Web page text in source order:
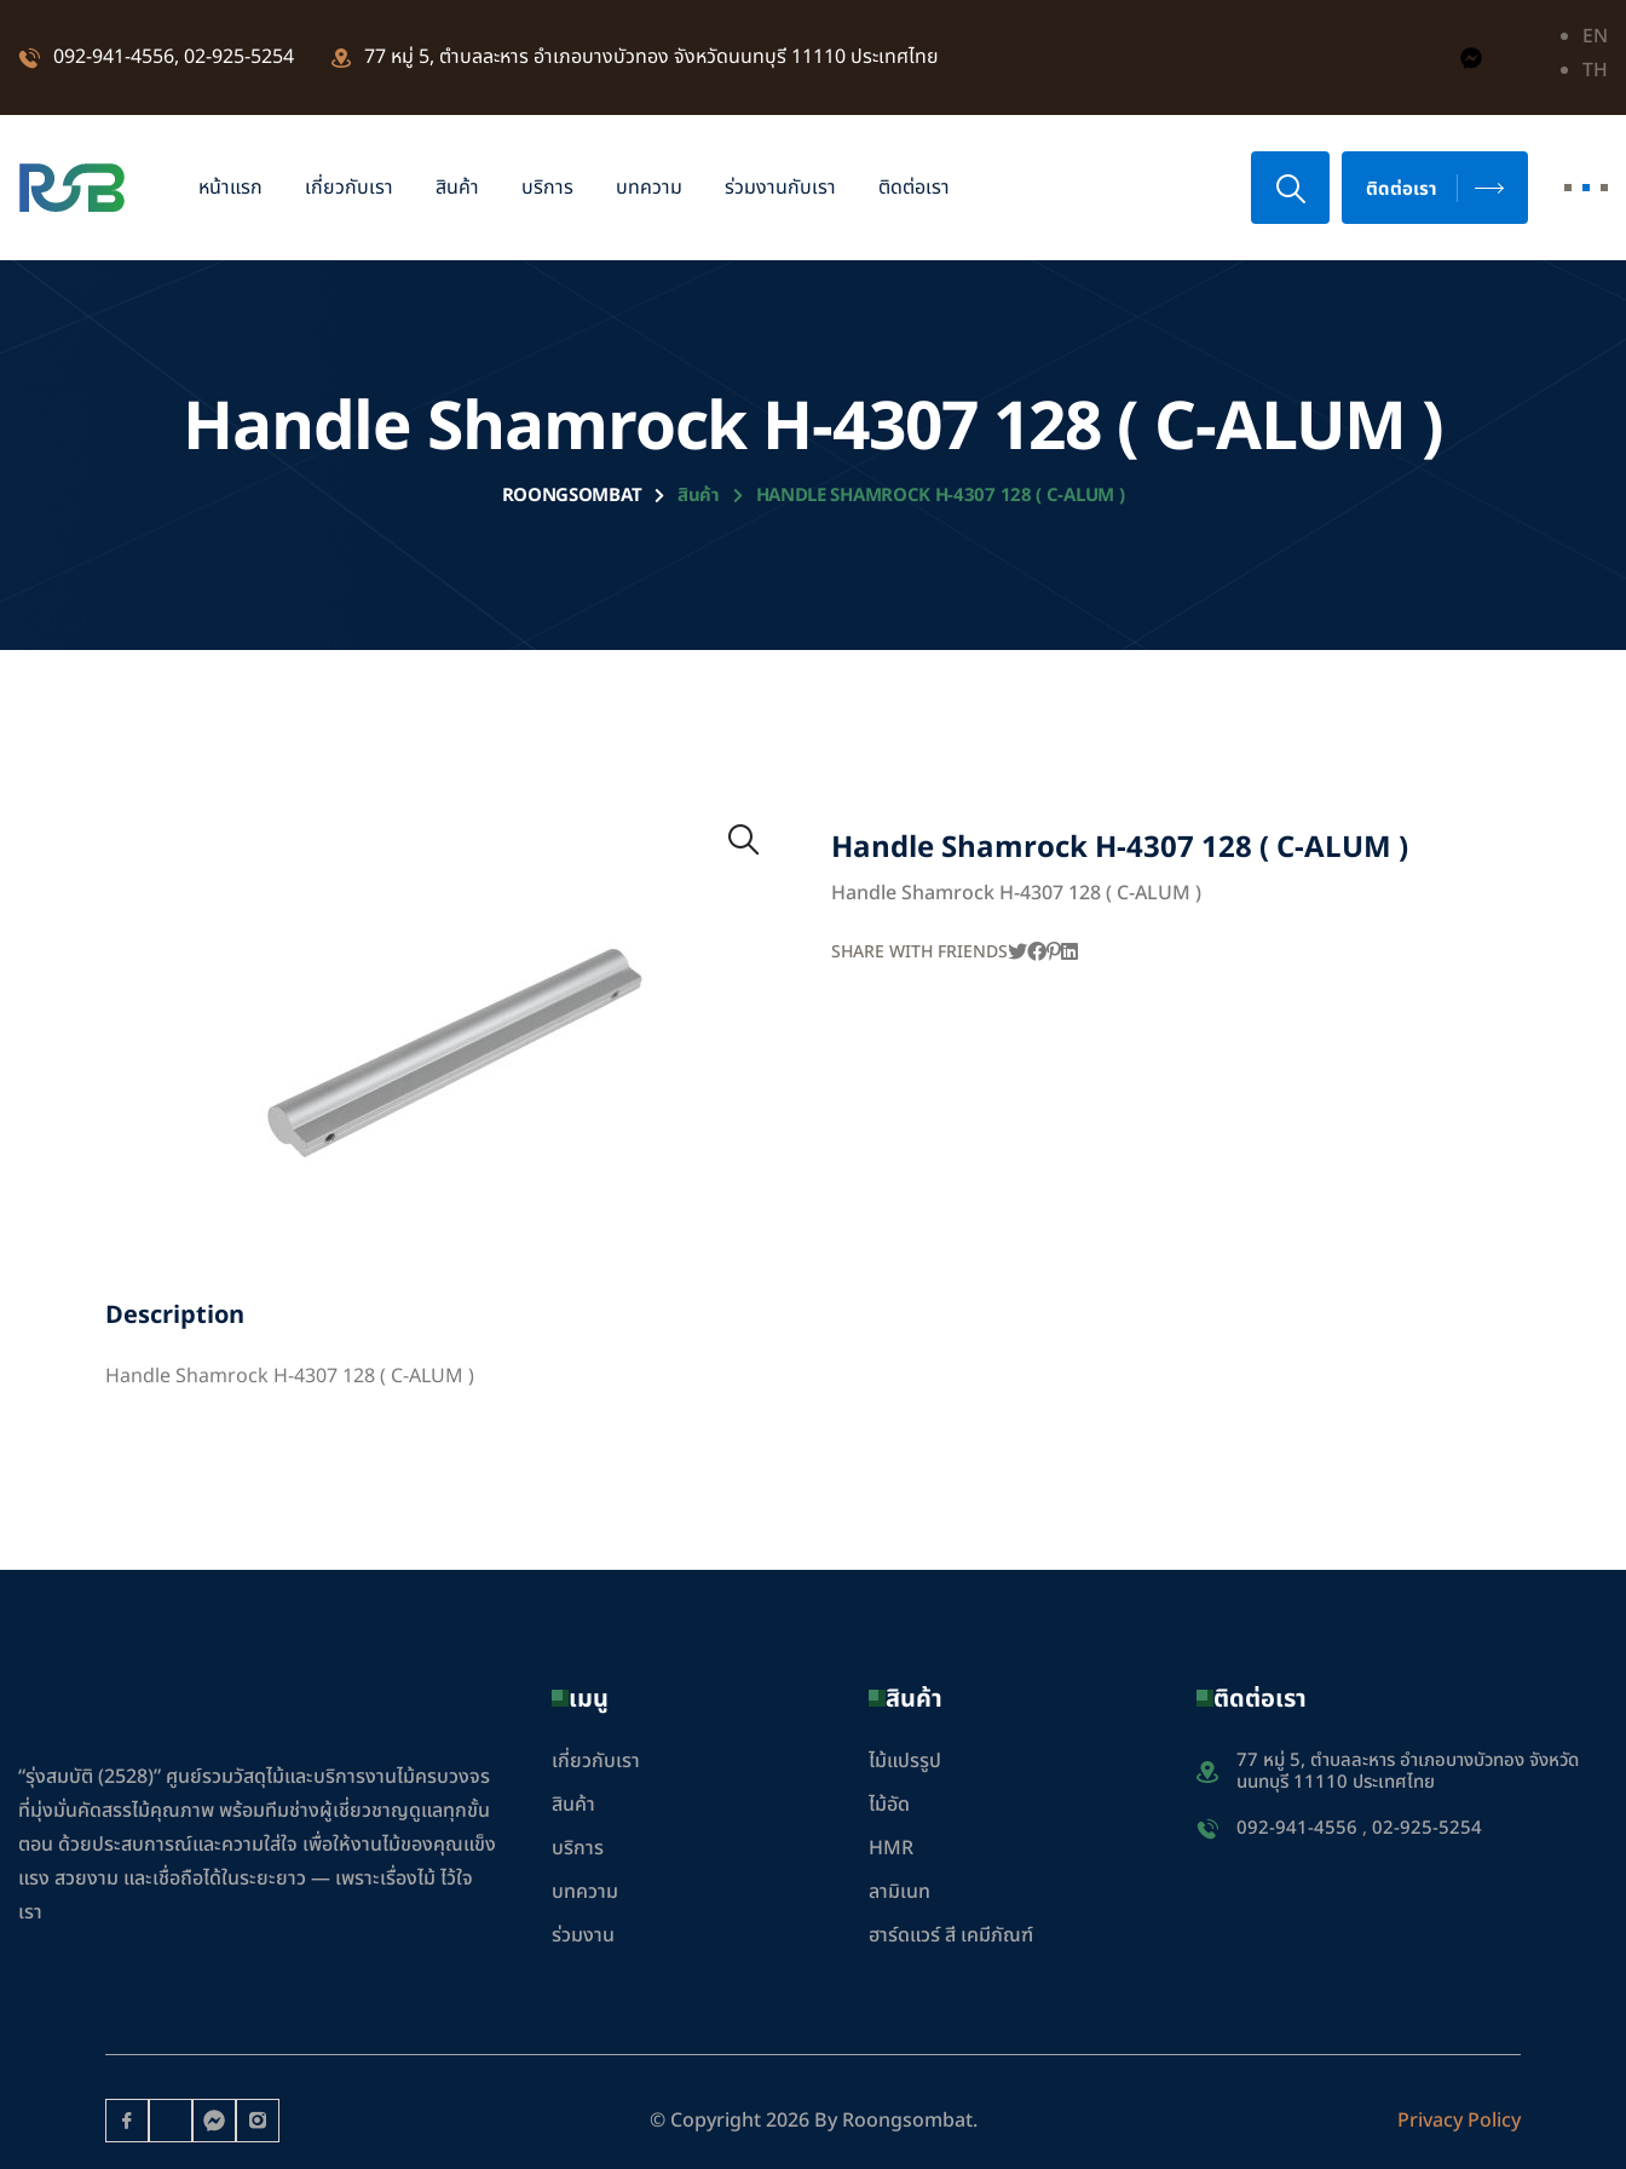
092-941-4556, 02-925-5254 77 หมู่ 5, ตำบลละหาร อำเภอบางบัวทอง จังหวัดนนทบุรี 11110 ประเทศไทย
EN
TH
หน้าแรก เกี่ยวกับเรา สินค้า บริการ บทความ ร่วมงานกับเรา ติดต่อเรา ติดต่อเรา
Handle Shamrock H-4307 128 ( C-ALUM )
ROONGSOMBAT สินค้า HANDLE SHAMROCK H-4307 128 ( C-ALUM )
Handle Shamrock H-4307 128 ( C-ALUM )
Handle Shamrock H-4307 128 ( C-ALUM )
SHARE WITH FRIENDS
Description
Handle Shamrock H-4307 128 ( C-ALUM )
“รุ่งสมบัติ (2528)” ศูนย์รวมวัสดุไม้และบริการงานไม้ครบวงจร
ที่มุ่งมั่นคัดสรรไม้คุณภาพ พร้อมทีมช่างผู้เชี่ยวชาญดูแลทุกขั้น
ตอน ด้วยประสบการณ์และความใส่ใจ เพื่อให้งานไม้ของคุณแข็ง
แรง สวยงาม และเชื่อถือได้ในระยะยาว — เพราะเรื่องไม้ ไว้ใจ
เรา
เมนู
เกี่ยวกับเรา
สินค้า
บริการ
บทความ
ร่วมงาน
สินค้า
ไม้แปรรูป
ไม้อัด
HMR
ลามิเนท
ฮาร์ดแวร์ สี เคมีภัณฑ์
ติดต่อเรา
77 หมู่ 5, ตำบลละหาร อำเภอบางบัวทอง จังหวัด
นนทบุรี 11110 ประเทศไทย
092-941-4556 ,02-925-5254
© Copyright2026By Roongsombat. Privacy Policy